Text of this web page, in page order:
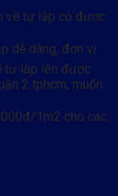
về tự lắp có được
dễ dàng, đơn vị
tự lắp lên được
2 tphcm, muốn
1m2 cho các